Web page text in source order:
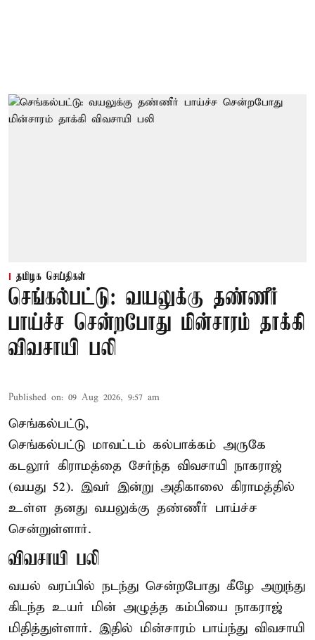
தமிழக செய்திகள்
செங்கல்பட்டு: வயலுக்கு தண்ணீர்
பாய்ச்ச சென்றபோது மின்சாரம் தாக்கி
விவசாயி பலி
Published on: 09 Aug 2026, 9:57 am
செங்கல்பட்டு,
செங்கல்பட்டு மாவட்டம் கல்பாக்கம் அருகே
கடலூர் கிராமத்தை சேர்ந்த விவசாயி நாகராஜ்
(வயது 52). இவர் இன்று அதிகாலை கிராமத்தில்
உள்ள தனது வயலுக்கு தண்ணீர் பாய்ச்ச
சென்றுள்ளார்.
விவசாயி பலி
வயல் வரப்பில் நடந்து சென்றபோது கீழே அறுந்து
கிடந்த உயர் மின் அழுத்த கம்பியை நாகராஜ்
மிதித்துள்ளார். இதில் மின்சாரம் பாய்ந்து விவசாயி